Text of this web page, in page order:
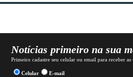
Notícias primeiro na sua
Primeiro cadastre seu celular ou email para receber as
Celular E-mail